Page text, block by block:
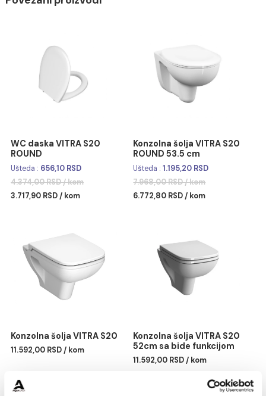
Proizvod dolazi BEZ wc daske
Povezani proizvodi
ROUND
Ušteda : 656,10 RSD
4.374,00 RSD / kom
3.717,90 RSD / kom
ROUND 53.5 cm
Ušteda :1.195,20 RSD
7.968,00 RSD / kom
6.772,80 RSD / kom